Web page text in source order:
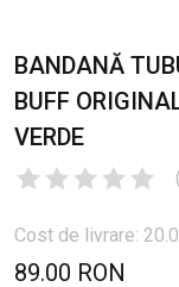
BANDANĂ
BUFF
VERDE
Cost de livrare:
89.00 RON